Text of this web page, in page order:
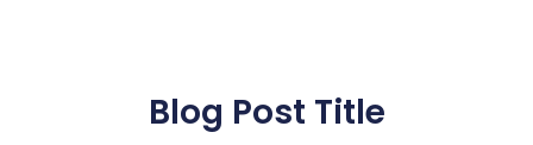
Blog Post Title